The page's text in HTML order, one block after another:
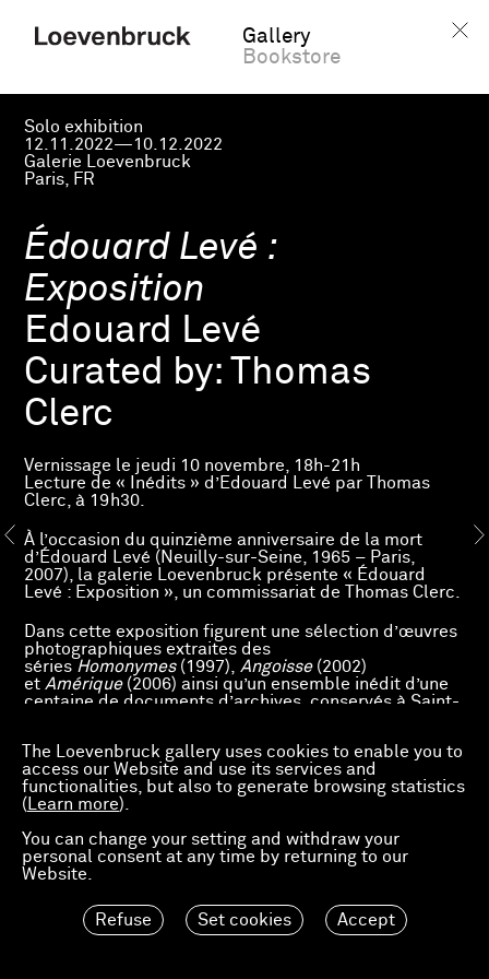
The Loevenbruck gallery uses cookies to enable you to
access our Website and use its services and
functionalities, but also to generate browsing statistics
( Learn more).
You can change your setting and withdraw your
personal consent at any time by returning to our
Website.
Refuse Set cookies Accept
Gallery
Bookstore
Solo exhibition
12.11.2022—10.12.2022
Galerie Loevenbruck
Paris, FR
Édouard Levé :
Exposition
Edouard Levé
Curated by:Thomas
Clerc
Vernissage le jeudi 10 novembre, 18h-21h
Lecture de « Inédits » d’Edouard Levé par Thomas
Clerc, à 19h30.
À l’occasion du quinzième anniversaire de la mort
d’Édouard Levé (Neuilly-sur-Seine, 1965 – Paris,
2007), la galerie Loevenbruck présente « Édouard
Levé : Exposition », un commissariat de Thomas Clerc.
Dans cette exposition figurent une sélection d’œuvres
photographiques extraites des
séries Homonymes(1997), Angoisse (2002)
et Amérique(2006) ainsi qu’un ensemble inédit d’une
centaine de documents d’archives, conservés à Saint-
Exposition réalisée avec le concours de l’Imec –
Institut mémoires de l’édition contemporaine – et la
collaboration précieuse des éditions P.O.L.
www.imec-archives.com
www.pol-editeur.com
Dossier de l'exposition